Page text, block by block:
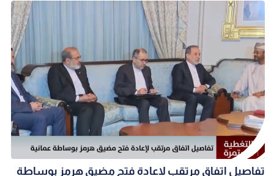
تفاصيل اتفاق مرتقب لإعادة فتح مضيق هرمز بوساطة